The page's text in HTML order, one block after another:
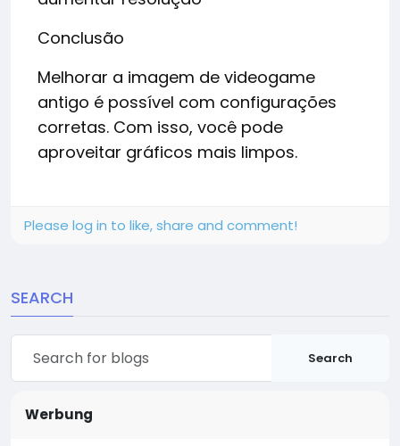
Conclusão
Melhorar a imagem de videogame
antigo é possível com configurações
corretas. Com isso, você pode
aproveitar gráficos mais limpos.
Please log in to like, share and comment!
SEARCH
Search
Werbung